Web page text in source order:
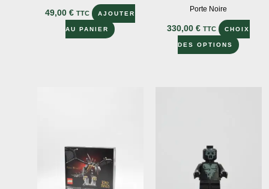
49,00€ TTC AJOUTER
AU PANIER
Porte Noire
330,00€ TTC CHOIX
DES OPTIONS
Ce